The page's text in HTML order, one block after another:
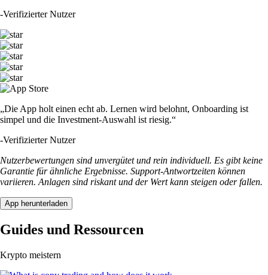
-Verifizierter Nutzer
„Die App holt einen echt ab. Lernen wird belohnt, Onboarding ist
simpel und die Investment-Auswahl ist riesig.“
-Verifizierter Nutzer
Nutzerbewertungen sind unvergütet und rein individuell. Es gibt keine
Garantie für ähnliche Ergebnisse. Support-Antwortzeiten können
variieren. Anlagen sind riskant und der Wert kann steigen oder fallen.
App herunterladen
Guides und Ressourcen
Krypto meistern